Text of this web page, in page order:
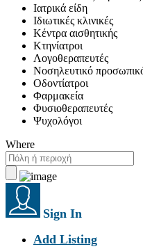
Ιατρικά είδη
Ιδιωτικές κλινικές
Κέντρα αισθητικής
Κτηνίατροι
Λογοθεραπευτές
Νοσηλευτικό
Οδοντίατροι
Φαρμακεία
Φυσιοθεραπευτές
Ψυχολόγοι
Where
Sign In
Add Listing